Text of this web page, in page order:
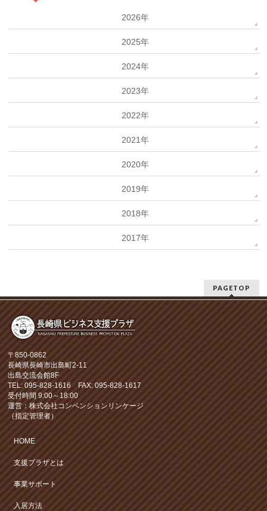
2026年
2025年
2024年
2023年
2022年
2021年
2020年
2019年
2018年
2017年
PAGETOP
〒850-0862
長崎県長崎市出島町2-11
出島交流会館8F
TEL: 095-828-1616 FAX: 095-828-1617
受付時間 9:00～18:00
運営：株式会社コンベンションリンケージ
（指定管理者）
HOME
支援プラザとは
事業サポート
入居方法